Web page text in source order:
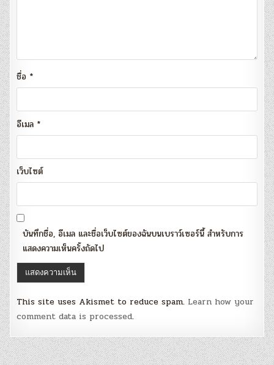
ชื่อ *
อีเมล *
เว็บไซต์
บันทึกชื่อ, อีเมล และชื่อเว็บไซต์ของฉันบนเบราว์เซอร์นี้ สำหรับการ
แสดงความเห็นครั้งถัดไป
This site uses Akismet to reduce spam. Learn how your
comment data is processed.